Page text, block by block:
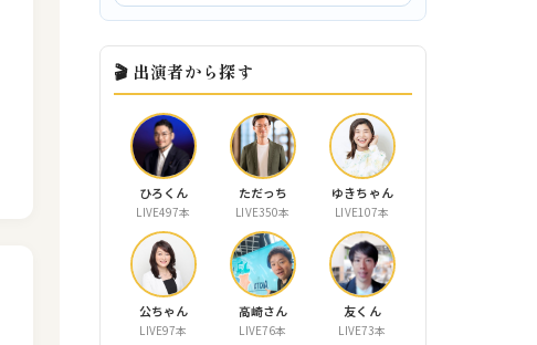
🎬 出演者から探す
ひろくん
LIVE497本
ただっち
LIVE350本
ゆきちゃん
LIVE107本
公ちゃん
LIVE97本
高崎さん
LIVE76本
友くん
LIVE73本